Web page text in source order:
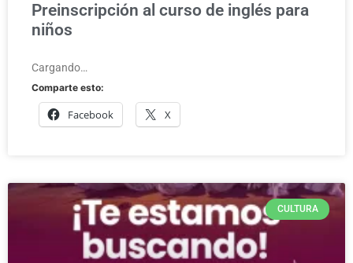
Preinscripción al curso de inglés para
niños
Cargando…
Comparte esto:
Facebook X
CULTURA